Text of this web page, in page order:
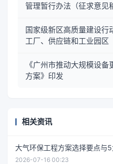
管理暂行办法（征求意见
国家级新区高质量建设行
工厂、供应链和工业园区
《广州市推动大规模设
方案》印发
相关资讯
大气环保工程方案选择要点与
2026-07-16 00:23